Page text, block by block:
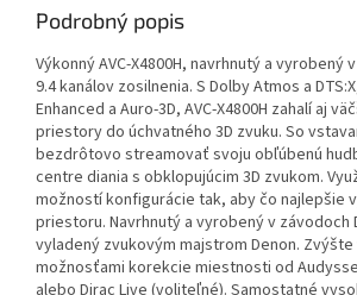
Podrobný popis
Výkonný AVC-X4800H, navrhnutý a vyrobený
9.4 kanálov zosilnenia. S Dolby Atmos a
Enhanced a Auro-3D, AVC-X4800H zahalí aj
priestory do úchvatného 3D zvuku. So
bezdrôtovo streamovať svoju obľúbenú
centre diania s obklopujúcim 3D zvukom.
možností konfigurácie tak, aby čo najlepšie
priestoru. Navrhnutý a vyrobený v závodoch
vyladený zvukovým majstrom Denon. Zvýšte
možnosťami korekcie miestnosti od
alebo Dirac Live (voliteľné). Samostatné